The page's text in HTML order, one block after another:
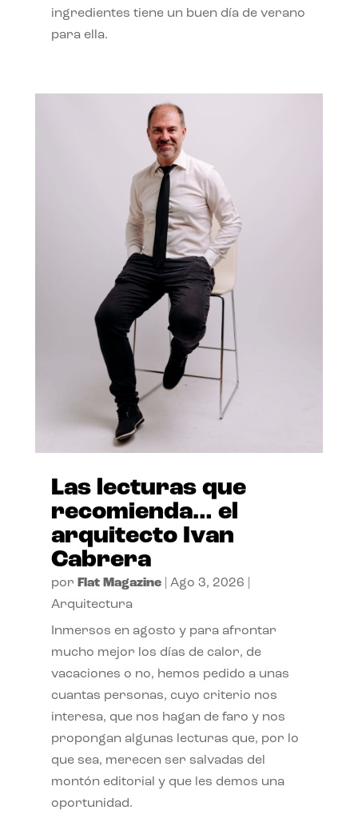
ingredientes tiene un buen día de verano
para ella.
Las lecturas que
recomienda… el
arquitecto Ivan
Cabrera
por Flat Magazine| Ago 3, 2026
Arquitectura
Inmersos en agosto y para afrontar
mucho mejor los días de calor, de
vacaciones o no, hemos pedido a unas
cuantas personas, cuyo criterio nos
interesa, que nos hagan de faro y nos
propongan algunas lecturas que, por lo
que sea, merecen ser salvadas del
montón editorial y que les demos una
oportunidad.